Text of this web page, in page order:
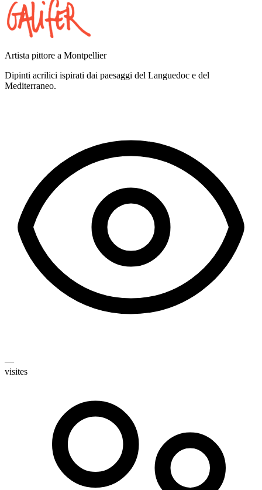
Artista pittore a Montpellier
Dipinti acrilici ispirati dai paesaggi del Languedoc e del
Mediterraneo.
—
visites